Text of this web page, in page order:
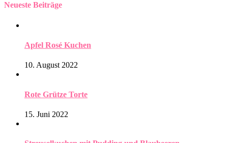
Neueste Beiträge
Apfel Rosé Kuchen
10. August 2022
Rote Grütze Torte
15. Juni 2022